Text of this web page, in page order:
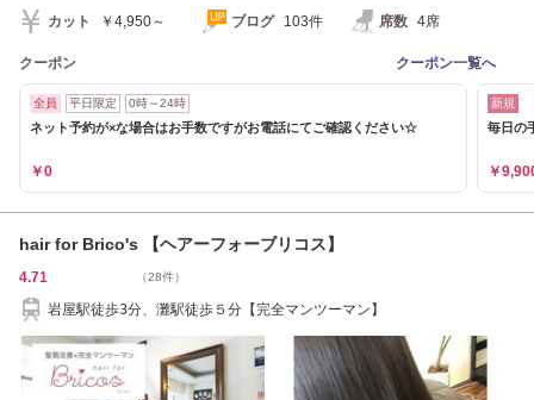
カット ￥4,950～ ブログ 103件 席数 4席
クーポン クーポン一覧へ
全員 平日限定 0時～24時
ネット予約が×な場合はお手数ですがお電話にてご確認ください☆
￥0
新規
毎日の
￥
hair for Brico's 【ヘアーフォーブリコス】
4.71 （28件）
岩屋駅徒歩3分、灘駅徒歩５分【完全マンツーマン】